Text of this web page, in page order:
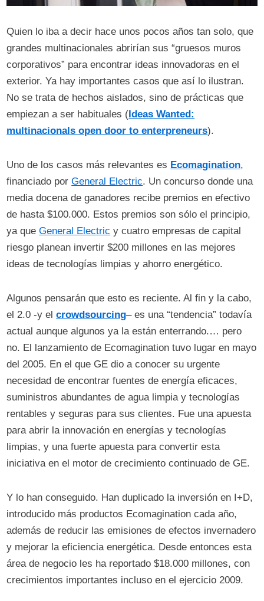
Quien lo iba a decir hace unos pocos años tan solo, que
grandes multinacionales abrirían sus “gruesos muros
corporativos” para encontrar ideas innovadoras en el
exterior. Ya hay importantes casos que así lo ilustran.
No se trata de hechos aislados, sino de prácticas que
empiezan a ser habituales ( Ideas Wanted:
multinacionals open door to enterpreneurs).
Uno de los casos más relevantes es Ecomagination,
financiado porGeneral Electric. Un concurso donde una
media docena de ganadores recibe premios en efectivo
de hasta $100.000. Estos premios son sólo el principio,
ya queGeneral Electric y cuatro empresas de capital
riesgo planean invertir $200 millones en las mejores
ideas de tecnologías limpias y ahorro energético.
Algunos pensarán que esto es reciente. Al fin y la cabo,
el 2.0 -y elcrowdsourcing– es una “tendencia” todavía
actual aunque algunos ya la están enterrando.… pero
no. El lanzamiento de Ecomagination tuvo lugar en mayo
del 2005. En el que GE dio a conocer su urgente
necesidad de encontrar fuentes de energía eficaces,
suministros abundantes de agua limpia y tecnologías
rentables y seguras para sus clientes. Fue una apuesta
para abrir la innovación en energías y tecnologías
limpias, y una fuerte apuesta para convertir esta
iniciativa en el motor de crecimiento continuado de GE.
Y lo han conseguido. Han duplicado la inversión en I+D,
introducido más productos Ecomagination cada año,
además de reducir las emisiones de efectos invernadero
y mejorar la eficiencia energética. Desde entonces esta
área de negocio les ha reportado $18.000 millones, con
crecimientos importantes incluso en el ejercicio 2009.